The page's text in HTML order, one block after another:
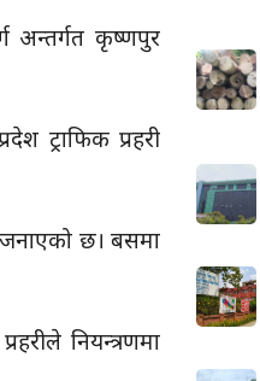
अन्तर्गत कृष्णपुर
ट्राफिक प्रहरी
जनाएको छ। बसमा
नियन्त्रणमा